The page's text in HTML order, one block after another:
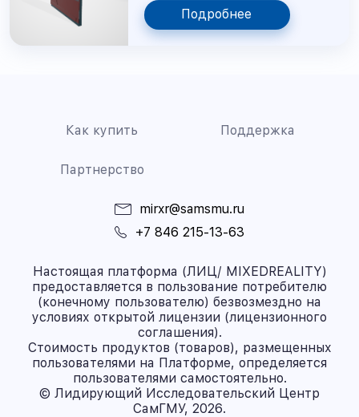
Подробнее
Как купить Поддержка
Партнерство
mirxr@samsmu.ru
+7 846 215-13-63
Настоящая платформа (ЛИЦ/ MIXEDREALITY)
предоставляется в пользование потребителю
(конечному пользователю) безвозмездно на
условиях открытой лицензии (лицензионного
соглашения).
Стоимость продуктов (товаров), размещенных
пользователями на Платформе, определяется
пользователями самостоятельно.
© Лидирующий Исследовательский Центр
СамГМУ, 2026.